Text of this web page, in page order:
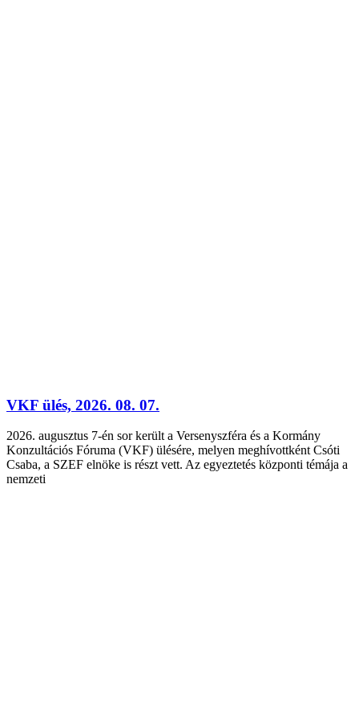
VKF ülés, 2026. 08. 07.
2026. augusztus 7-én sor került a Versenyszféra és a Kormány
Konzultációs Fóruma (VKF) ülésére, melyen meghívottként Csóti
Csaba, a SZEF elnöke is részt vett. Az egyeztetés központi témája a
nemzeti